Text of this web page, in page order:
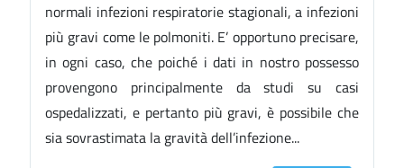
normali infezioni respiratorie stagionali, a infezioni
più gravi come le polmoniti. E’ opportuno precisare,
in ogni caso, che poiché i dati in nostro possesso
provengono principalmente da studi su casi
ospedalizzati, e pertanto più gravi, è possibile che
sia sovrastimata la gravità dell’infezione...